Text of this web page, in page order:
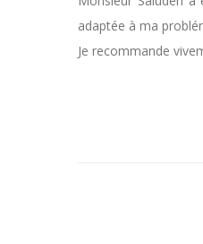
adaptée à ma
Je recommande